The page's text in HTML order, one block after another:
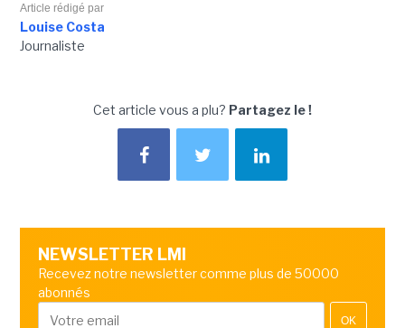
Article rédigé par
Louise Costa
Journaliste
Cet article vous a plu? Partagez le !
NEWSLETTER LMI
Recevez notre newsletter comme plus de 50000
abonnés
OK